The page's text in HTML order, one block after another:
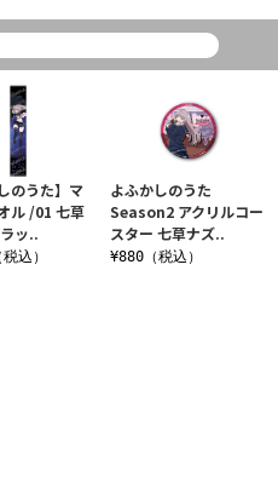
よふかしのうた
Season2 アクリルコー
スター 七草ナズ..
¥880（税込）
のうた】マ
ル /01 七草
ッ..
込）